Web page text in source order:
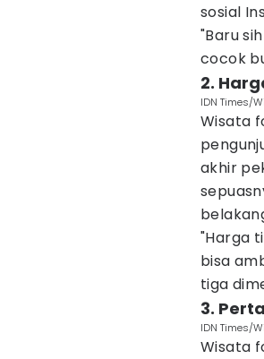
sosial
"Baru
cocok
2.
IDN Times/
Wisata
akhir
"Harga
bisa
tiga
3.
IDN Times/
Wisata